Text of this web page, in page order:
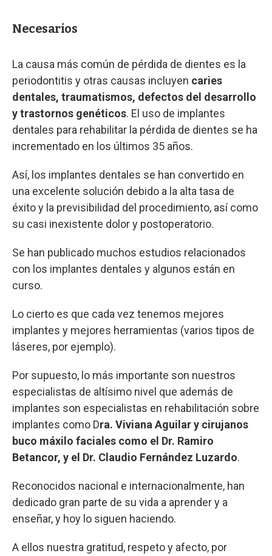
Necesarios
La causa más común de pérdida de dientes es la
periodontitis y otras causas incluyen caries
dentales, traumatismos, defectos del desarrollo
y trastornos genéticos. El uso de implantes
dentales para rehabilitar la pérdida de dientes se ha
incrementado en los últimos 35 años.
Así, los implantes dentales se han convertido en
una excelente solución debido a la alta tasa de
éxito y la previsibilidad del procedimiento, así como
su casi inexistente dolor y postoperatorio.
Se han publicado muchos estudios relacionados
con los implantes dentales y algunos están en
curso.
Lo cierto es que cada vez tenemos mejores
implantes y mejores herramientas (varios tipos de
láseres, por ejemplo).
Por supuesto, lo más importante son nuestros
especialistas de altísimo nivel que además de
implantes son especialistas en rehabilitación sobre
implantes como Dra. Viviana Aguilar y cirujanos
buco máxilo faciales como el Dr. Ramiro
Betancor, y el Dr. Claudio Fernández Luzardo.
Reconocidos nacional e internacionalmente, han
dedicado gran parte de su vida a aprender y a
enseñar, y hoy lo siguen haciendo.
A ellos nuestra gratitud, respeto y afecto, por